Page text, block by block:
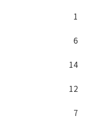
1
6
14
12
7